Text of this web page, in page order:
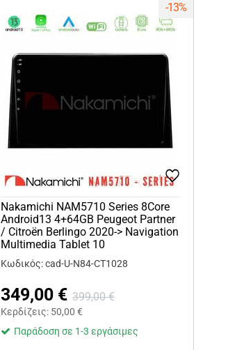
-13%
Nakamichi NAM5710 Series 8Core
Android13 4+64GB Peugeot Partner
/ Citroën Berlingo 2020-> Navigation
Multimedia Tablet 10
Κωδικός: cad-U-N84-CT1028
349,00 € 399,00 €
Κερδίζεις: 50,00 €
Παράδοση σε 1-3 εργάσιμες